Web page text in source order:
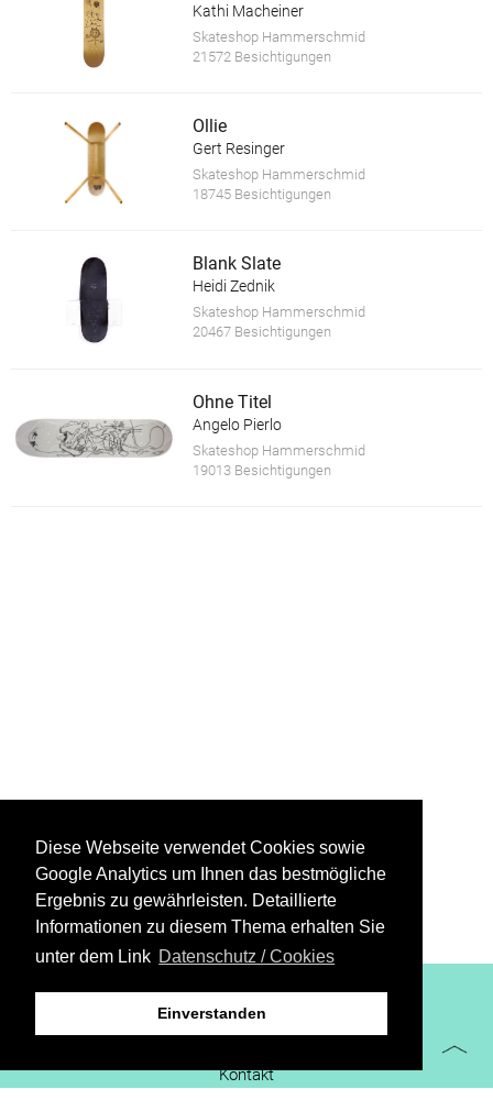
Diese Webseite verwendet Cookies sowie
Google Analytics um Ihnen das bestmögliche
Ergebnis zu gewährleisten. Detaillierte
Informationen zu diesem Thema erhalten Sie
unter dem Link Datenschutz / Cookies
Einverstanden
Kathi Macheiner
Skateshop Hammerschmid
21572 Besichtigungen
Ollie
Gert Resinger
Skateshop Hammerschmid
18745 Besichtigungen
Blank Slate
Heidi Zednik
Skateshop Hammerschmid
20467 Besichtigungen
Ohne Titel
Angelo Pierlo
Skateshop Hammerschmid
19013 Besichtigungen
XiBIT Infoguide 2021
Kontakt